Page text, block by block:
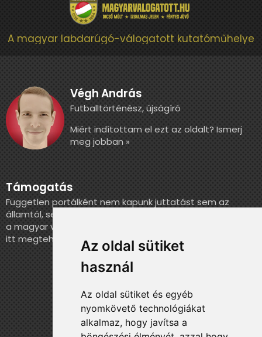
Az oldal sütiket
használ
Az oldal sütiket és egyéb
nyomkövető technológiákat
alkalmaz, hogy javítsa a
A magyar labdarúgó-válogatott kutatóműhelye
Végh András
Futballtörténész, újságíró
Miért indítottam el ezt az oldalt? Ismerj
meg jobban »
Támogatás
Független portálként nem kapunk juttatást sem az
államtól, sem más szervezettől. Ha szeretnél segíteni
a magyar válogatott történelmének feldolgozásában,
itt megteheted.